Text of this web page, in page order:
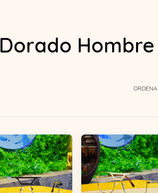
Dorado Hombre